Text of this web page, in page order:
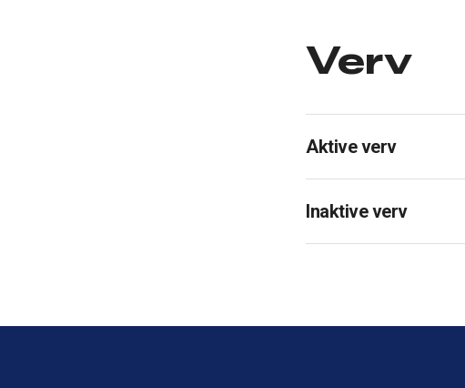
Verv
Aktive verv
Inaktive verv